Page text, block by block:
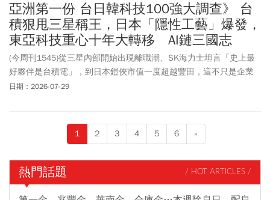
亞洲第一份 台日韓科技100強大調查》 台
積狠甩三星稱王，日本「隱性工藝」爆發，
東亞科技重心十年大轉移 AI鏈三國志
(今周刊1545)從三星內部開始出現離職潮、SK海力士坦言「史上最
好夥伴是台積電」，到日本鎧俠市值一度超越豐田，這不只是企業
名次的洗牌，更是資本市場對東亞供應鏈定價權的重新計算。《今
日本則將整個山脈推向最上游設備與材料。在這部缺一不可的「分
散式機器」裡，三國既深層互補，亦在每個瓶頸關口展開漫長博
日期：2026-07-29
1 2 3 4 5 6 »
熱門話題 / HOT ARTICLES /